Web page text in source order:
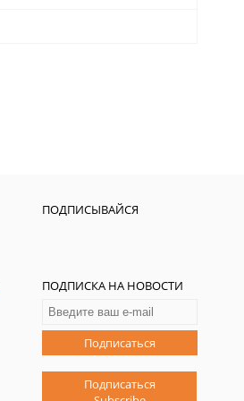
ПОДПИСЫВАЙСЯ
ПОДПИСКА НА НОВОСТИ
Подписаться
Подписаться